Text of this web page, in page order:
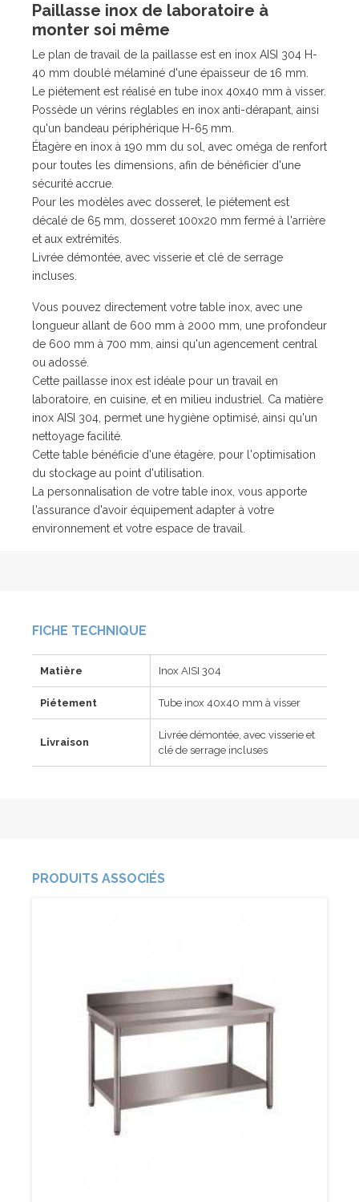
Paillasse inox de laboratoire à
monter soi même
Le plan de travail de la paillasse est en inox AISI 304 H-
40 mm doublé mélaminé d'une épaisseur de 16 mm.
Le piétement est réalisé en tube inox 40x40 mm à visser.
Possède un vérins réglables en inox anti-dérapant, ainsi
qu'un bandeau périphérique H-65 mm.
Étagère en inox à 190 mm du sol, avec oméga de renfort
pour toutes les dimensions, afin de bénéficier d'une
sécurité accrue.
Pour les modèles avec dosseret, le piétement est
décalé de 65 mm, dosseret 100x20 mm fermé à l'arrière
et aux extrémités.
Livrée démontée, avec visserie et clé de serrage
incluses.
Vous pouvez directement votre table inox, avec une
longueur allant de 600 mm à 2000 mm, une profondeur
de 600 mm à 700 mm, ainsi qu'un agencement central
ou adossé.
Cette paillasse inox est idéale pour un travail en
laboratoire, en cuisine, et en milieu industriel. Ca matière
inox AISI 304, permet une hygiène optimisé, ainsi qu'un
nettoyage facilité.
Cette table bénéficie d'une étagère, pour l'optimisation
du stockage au point d'utilisation.
La personnalisation de votre table inox, vous apporte
l'assurance d'avoir équipement adapter à votre
environnement et votre espace de travail.
FICHE TECHNIQUE
Matière Inox AISI 304
Piétement Tube inox 40x40 mm à visser
Livraison
Livrée démontée, avec visserie et
clé de serrage incluses
PRODUITS ASSOCIÉS